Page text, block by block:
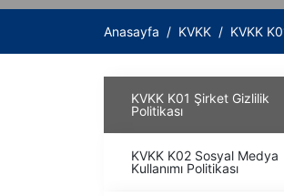
Anasayfa KVKK KVKK
KVKK K01 Şirket Gizlilik
Politikası
KVKK K02 Sosyal Medya
Kullanımı Politikası